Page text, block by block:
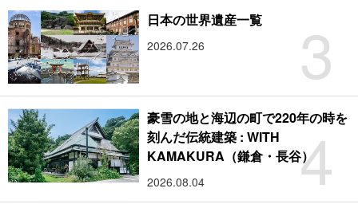
3
日本の世界遺産一覧
2026.07.26
4
豪雪の地と海辺の町で220年の時を
刻んだ伝統建築 : WITH
KAMAKURA（鎌倉・長谷）
2026.08.04